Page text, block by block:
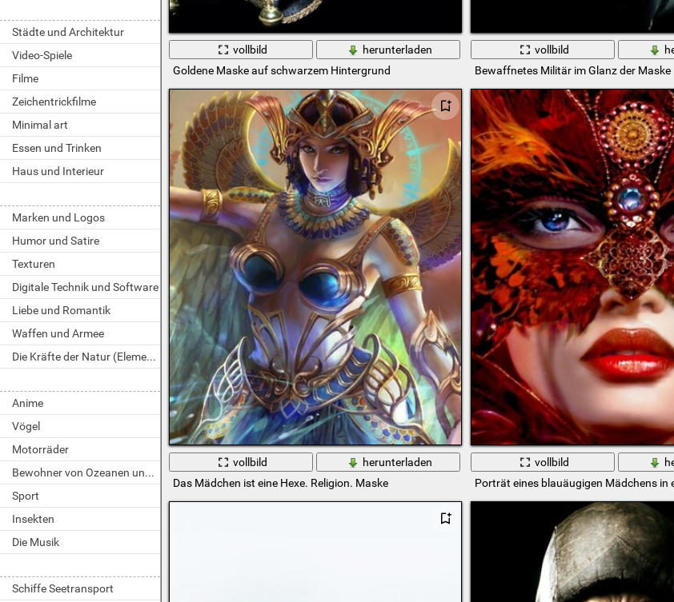
Städte und Architektur
Video-Spiele
Filme
Zeichentrickfilme
Minimal art
Essen und Trinken
Haus und Interieur
Marken und Logos
Humor und Satire
Texturen
Digitale Technik und Software
Liebe und Romantik
Waffen und Armee
Die Kräfte der Natur (Elemente)
Anime
Vögel
Motorräder
Bewohner von Ozeanen und Flüssen
Sport
Insekten
Die Musik
Schiffe Seetransport
vollbild
herunterladen
Goldene Maske auf schwarzem Hintergrund
vollbild
Bewaffnetes Militär im Glanz der Maske
vollbild
herunterladen
Das Mädchen ist eine Hexe. Religion. Maske
vollbild
Porträt eines blauäugigen Mädchens in